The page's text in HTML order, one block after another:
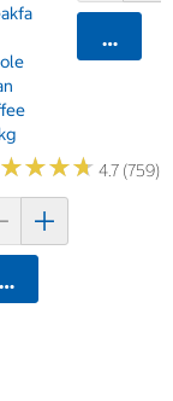
★★★★
★★★★ 4.7 (759)
카트에 담기
카트에